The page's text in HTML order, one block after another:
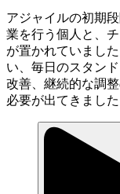
アジャイルの初期
業を行う個人と、
が置かれていまし
い、毎日のスタン
改善、継続的な調
必要が出てきました